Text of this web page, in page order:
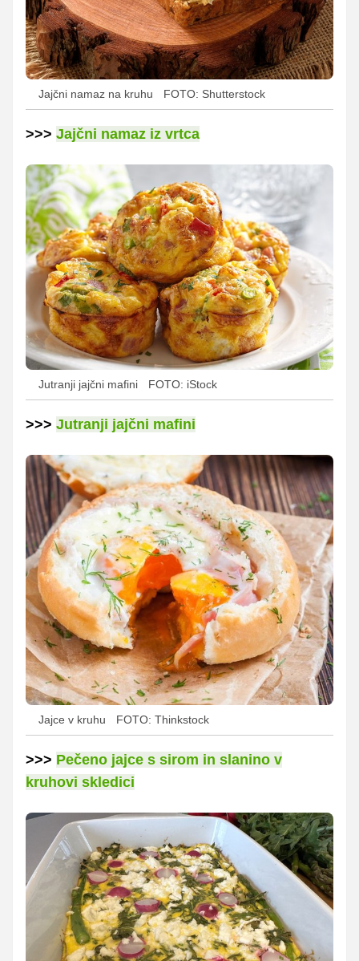
Jajčni namaz na kruhu FOTO: Shutterstock
>>> Jajčni namaz iz vrtca
Jutranji jajčni mafini FOTO: iStock
>>> Jutranji jajčni mafini
Jajce v kruhu FOTO: Thinkstock
>>> Pečeno jajce s sirom in slanino v
kruhovi skledici